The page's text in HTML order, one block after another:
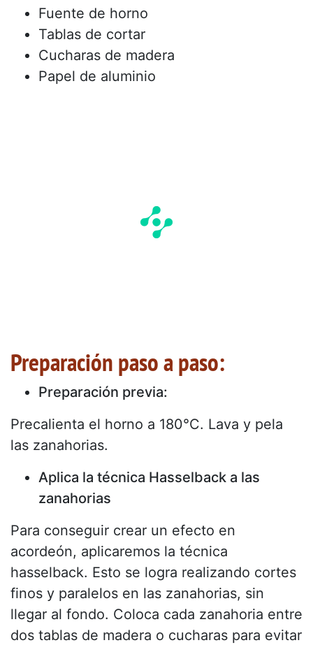
Fuente de horno
Tablas de cortar
Cucharas de madera
Papel de aluminio
Preparación paso a paso:
Preparación previa:
Precalienta el horno a 180°C. Lava y pela
las zanahorias.
Aplica la técnica Hasselback a las
zanahorias
Para conseguir crear un efecto en
acordeón, aplicaremos la técnica
hasselback. Esto se logra realizando cortes
finos y paralelos en las zanahorias, sin
llegar al fondo. Coloca cada zanahoria entre
dos tablas de madera o cucharas para evitar